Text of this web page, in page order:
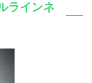
ラインネ